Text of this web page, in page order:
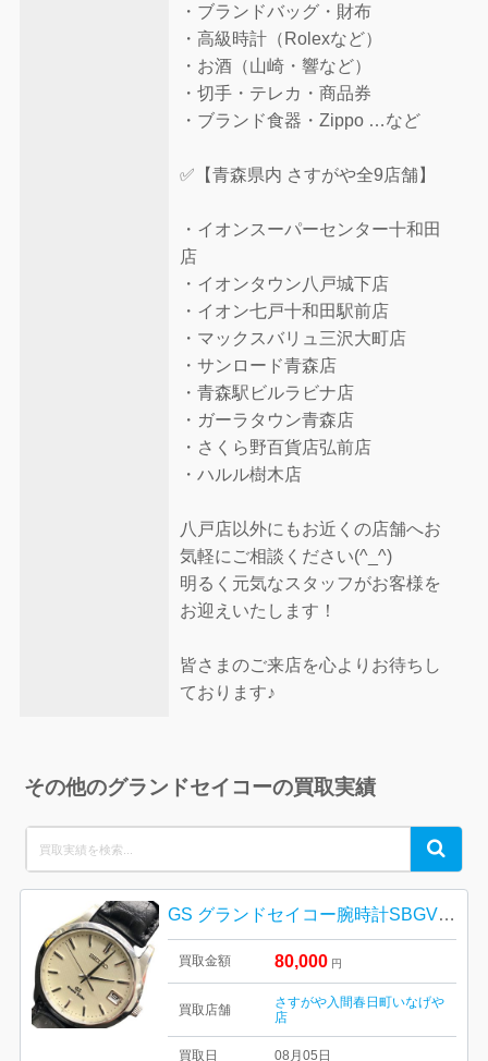
・ブランドバッグ・財布
・高級時計（Rolexなど）
・お酒（山崎・響など）
・切手・テレカ・商品券
・ブランド食器・Zippo …など
✅【青森県内 さすがや全9店舗】
・イオンスーパーセンター十和田
店
・イオンタウン八戸城下店
・イオン七戸十和田駅前店
・マックスバリュ三沢大町店
・サンロード青森店
・青森駅ビルラビナ店
・ガーラタウン青森店
・さくら野百貨店弘前店
・ハルル樹木店
八戸店以外にもお近くの店舗へお
気軽にご相談ください(^_^)
明るく元気なスタッフがお客様を
お迎えいたします！
皆さまのご来店を心よりお待ちし
ております♪
その他のグランドセイコーの買取実績
for:
Search
GS グランドセイコー腕時計SBGV003
買取金額 80,000 円
買取店舗
さすがや入間春日町いなげや
店
買取日 08月05日